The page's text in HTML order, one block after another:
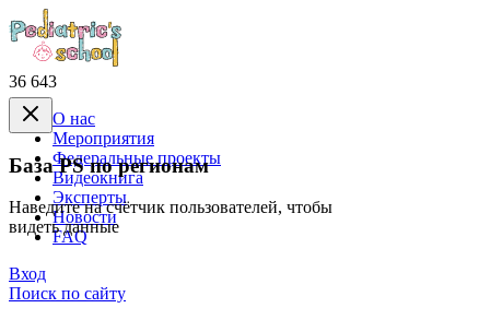
36 643
База PS по регионам
Наведите на счётчик пользователей, чтобы
видеть данные
О нас
Mероприятия
Федеральные проекты
Видеокнига
Эксперты
Новости
FAQ
Вход
Поиск по сайту